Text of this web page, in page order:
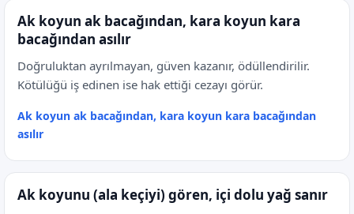
Ak koyun ak bacağından, kara koyun kara
bacağından asılır
Doğruluktan ayrılmayan, güven kazanır, ödüllendirilir.
Kötülüğü iş edinen ise hak ettiği cezayı görür.
Ak koyun ak bacağından, kara koyun kara bacağından
asılır
Ak koyunu (ala keçiyi) gören, içi dolu yağ sanır